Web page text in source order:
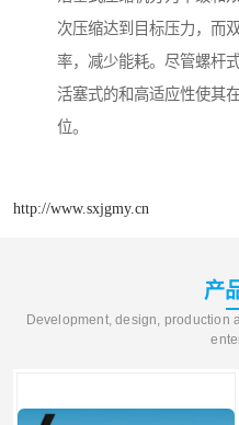
次压缩达到目标压力，而
率，减少能耗。尽管螺杆
活塞式的和高适应性使其
位。
http://www.sxjgmy.cn
产
Development, design, production